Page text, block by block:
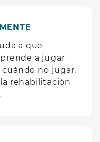
a que
a jugar
no jugar.
rehabilitación